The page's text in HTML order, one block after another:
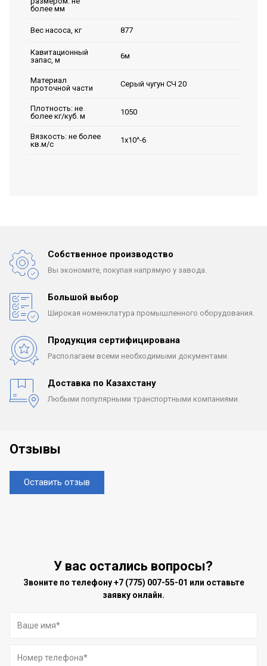
более мм
Вес насоса, кг 877
Кавитационный
запас, м
6м
Материал
проточной части
Серый чугун СЧ 20
Плотность: не
более кг/куб. м
1050
Вязкость: не более
кв.м/с
1х10^-6
Собственное производство
Вы экономите, покупая напрямую у завода.
Большой выбор
Широкая номенклатура промышленного оборудования.
Продукция сертифицирована
Располагаем всеми необходимыми документами.
Доставка по Казахстану
Любыми популярными транспортными компаниями.
Отзывы
Оставить отзыв
У вас остались вопросы?
Звоните по телефону+7 (775) 007-55-01 или оставьте
заявку онлайн.